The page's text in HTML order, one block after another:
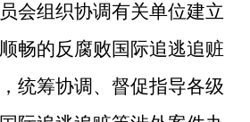
组织协调有关单位建立
畅的反腐败国际追逃追赃
统筹协调、督促指导各级